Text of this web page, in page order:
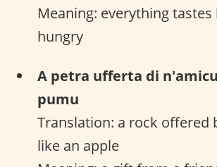
Meaning: everything
hungry
A petra ufferta di
pumu
Translation: a rock offered
like an apple